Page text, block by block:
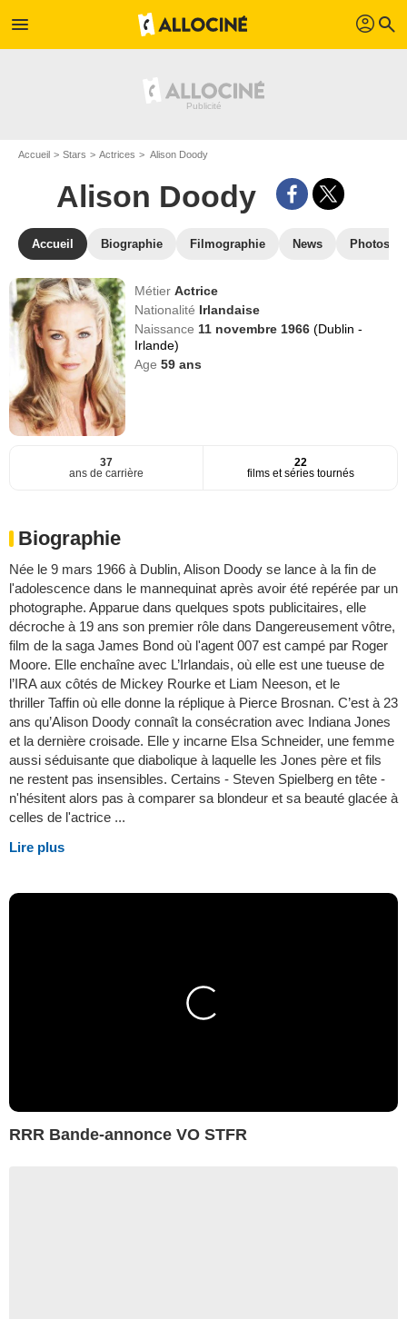
menu profil search
Accueil Stars Actrices Alison Doody
Alison Doody
Accueil Biographie Filmographie News Photos
MétierActrice
Nationalité Irlandaise
Naissance 11 novembre 1966(Dublin -
Irlande)
Age59 ans
37
ans de carrière
22
films et séries tournés
Biographie
Née le 9 mars 1966 à Dublin, Alison Doody se lance à la fin de
l'adolescence dans le mannequinat après avoir été repérée par un
photographe. Apparue dans quelques spots publicitaires, elle
décroche à 19 ans son premier rôle dans Dangereusement vôtre,
film de la saga James Bond où l'agent 007 est campé par Roger
Moore. Elle enchaîne avec L’Irlandais, où elle est une tueuse de
l’IRA aux côtés de Mickey Rourke et Liam Neeson, et le
thriller Taffin où elle donne la réplique à Pierce Brosnan. C’est à 23
ans qu’Alison Doody connaît la consécration avec Indiana Jones
et la dernière croisade. Elle y incarne Elsa Schneider, une femme
aussi séduisante que diabolique à laquelle les Jones père et fils
ne restent pas insensibles. Certains - Steven Spielberg en tête -
n'hésitent alors pas à comparer sa blondeur et sa beauté glacée à
celles de l'actrice ...
Lire plus
RRR Bande-annonce VO STFR